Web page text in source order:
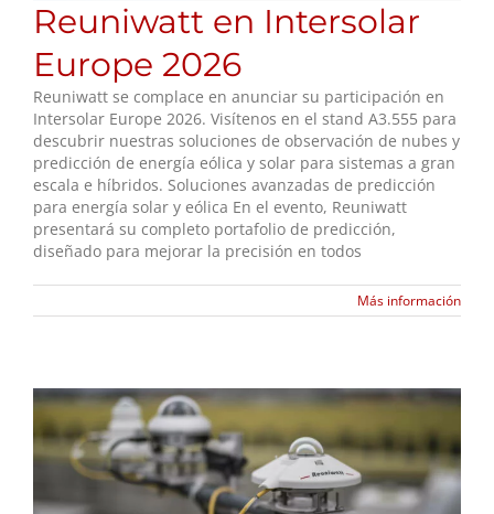
Reuniwatt en Intersolar
Europe 2026
Reuniwatt se complace en anunciar su participación en
Intersolar Europe 2026. Visítenos en el stand A3.555 para
descubrir nuestras soluciones de observación de nubes y
predicción de energía eólica y solar para sistemas a gran
escala e híbridos. Soluciones avanzadas de predicción
para energía solar y eólica En el evento, Reuniwatt
presentará su completo portafolio de predicción,
diseñado para mejorar la precisión en todos
Más información